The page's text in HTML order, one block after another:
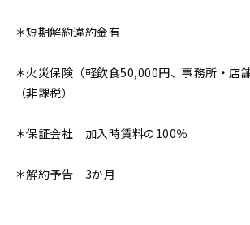
＊短期解約違約金有
＊火災保険（軽飲食50,000円、事務所・店
（非課税）
＊保証会社 加入時賃料の100％
＊解約予告 3か月